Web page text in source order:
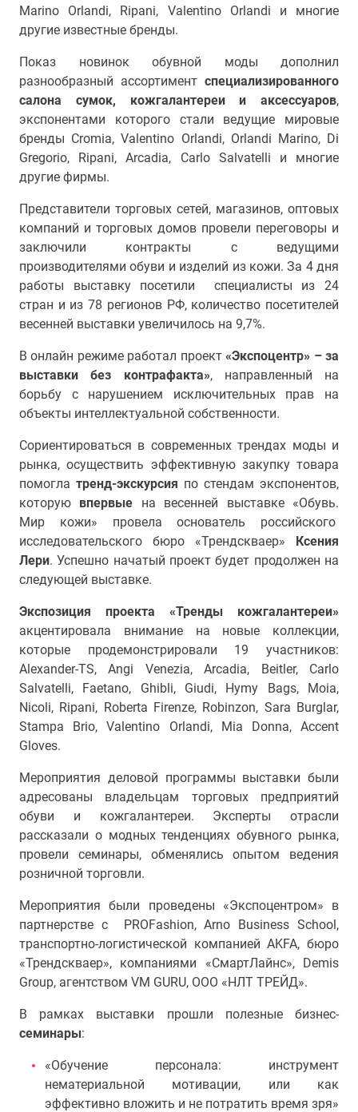
Marino Orlandi, Ripani, Valentino Orlandi и многие
другие известные бренды.
Показ новинок обувной моды дополнил
разнообразный ассортимент специализированного
салона сумок, кожгалантереи и аксессуаров,
экспонентами которого стали ведущие мировые
бренды Cromia, Valentino Orlandi, Orlandi Marino, Di
Gregorio, Ripani, Arcadia, Carlo Salvatelli и многие
другие фирмы.
Представители торговых сетей, магазинов, оптовых
компаний и торговых домов провели переговоры и
заключили контракты с ведущими
производителями обуви и изделий из кожи. За 4 дня
работы выставку посетили специалисты из 24
стран и из 78 регионов РФ, количество посетителей
весенней выставки увеличилось на 9,7%.
В онлайн режиме работал проект«Экспоцентр» – за
выставки без контрафакта», направленный на
борьбу с нарушением исключительных прав на
объекты интеллектуальной собственности.
Сориентироваться в современных трендах моды и
рынка, осуществить эффективную закупку товара
помогла тренд-экскурсия по стендам экспонентов,
которую впервые на весенней выставке «Обувь.
Мир кожи» провела основатель российского
исследовательского бюро «Трендскваер» Ксения
Лери. Успешно начатый проект будет продолжен на
следующей выставке.
Экспозиция проекта «Тренды кожгалантереи»
акцентировала внимание на новые коллекции,
которые продемонстрировали 19 участников:
Alexander-TS, Angi Venezia, Arcadia, Beitler, Carlo
Salvatelli, Faetano, Ghibli, Giudi, Hymy Bags, Moia,
Nicoli, Ripani, Roberta Firenze, Robinzon, Sara Burglar,
Stampa Brio, Valentino Orlandi, Mia Donna, Accent
Gloves.
Мероприятия деловой программы выставки были
адресованы владельцам торговых предприятий
обуви и кожгалантереи. Эксперты отрасли
рассказали о модных тенденциях обувного рынка,
провели семинары, обменялись опытом ведения
розничной торговли.
Мероприятия были проведены «Экспоцентром» в
партнерстве с PROFashion, Arno Business School,
транспортно-логистической компанией AKFA, бюро
«Трендскваер», компаниями «СмартЛайнс», Demis
Group, агентством VM GURU, ООО «НЛТ ТРЕЙД».
В рамках выставки прошли полезные бизнес-
семинары:
«Обучение персонала: инструмент
нематериальной мотивации, или как
эффективно вложить и не потратить время зря»